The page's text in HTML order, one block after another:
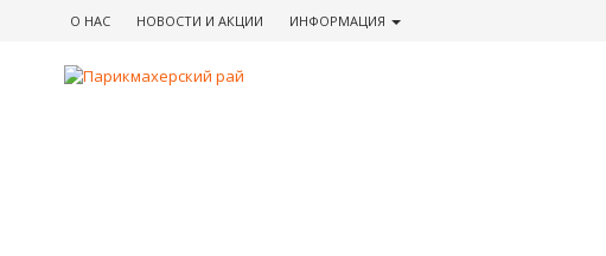
О НАС НОВОСТИ И АКЦИИ ИНФОРМАЦИЯ